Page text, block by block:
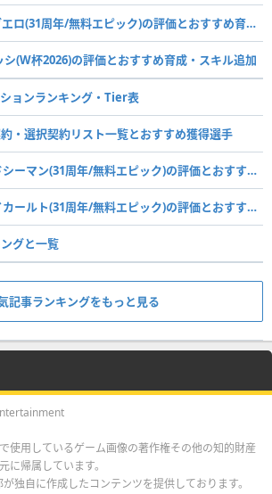
EPセルヒオアグエロ(31周年/無料エピック)の評価とおすすめ育成・スキル追加
シ(W杯2026)の評価とおすすめ育成・スキル追加
ョンランキング・Tier表
・選択契約リスト一覧とおすすめ獲得選手
EPデイヴィッドシーマン(31周年/無料エピック)の評価とおすすめ育成・スキル追加
EPフランクライカールト(31周年/無料エピック)の評価とおすすめ育成・スキル追加
グと一覧
記事ランキングをもっと見る
使用しているゲーム画像の著作権その他の知的財産
に帰属しています。
独自に作成したコンテンツを提供しております。